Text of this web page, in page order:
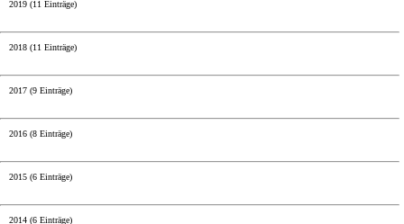
2019 (11 Einträge)
2018 (11 Einträge)
2017 (9 Einträge)
2016 (8 Einträge)
2015 (6 Einträge)
2014 (6 Einträge)